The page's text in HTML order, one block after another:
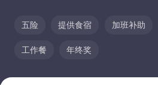
五险 提供食宿 加班补助
工作餐 年终奖